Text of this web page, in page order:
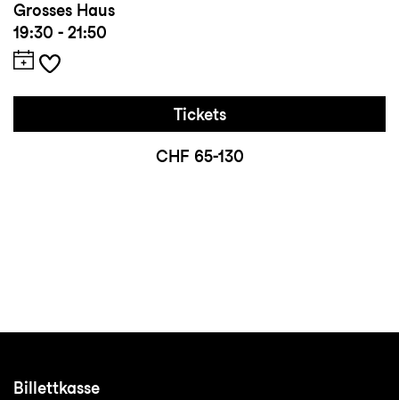
Grosses Haus
19:30 - 21:50
Tickets
CHF 65-130
Billettkasse